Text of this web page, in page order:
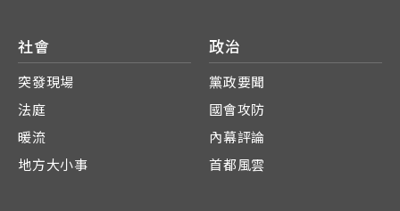
社會
突發現場
法庭
暖流
地方大小事
政治
黨政要聞
國會攻防
內幕評論
首都風雲